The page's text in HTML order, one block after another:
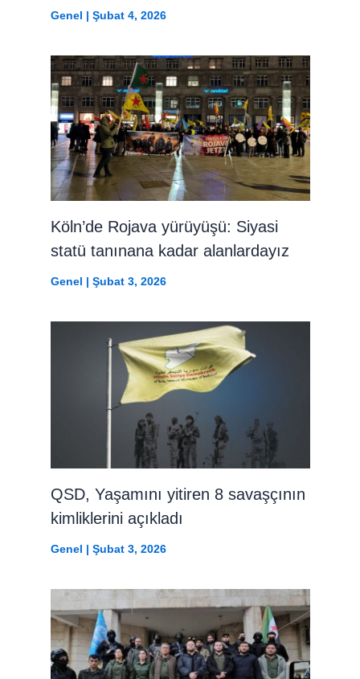
Genel | Şubat 4, 2026
Köln’de Rojava yürüyüşü: Siyasi
statü tanınana kadar alanlardayız
Genel | Şubat 3, 2026
QSD, Yaşamını yitiren 8 savaşçının
kimliklerini açıkladı
Genel | Şubat 3, 2026